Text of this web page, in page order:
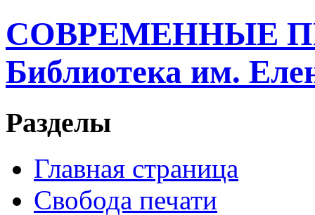
СОВРЕМЕННЫЕ
Библиотека им.
Разделы
Главная страница
Свобода печати